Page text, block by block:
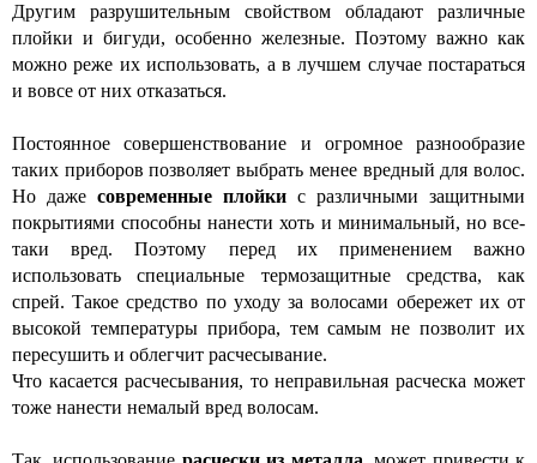
Другим разрушительным свойством обладают различные
плойки и бигуди, особенно железные. Поэтому важно как
можно реже их использовать, а в лучшем случае постараться
и вовсе от них отказаться.
Постоянное совершенствование и огромное разнообразие
таких приборов позволяет выбрать менее вредный для волос.
Но даже современные плойки с различными защитными
покрытиями способны нанести хоть и минимальный, но все-
таки вред. Поэтому перед их применением важно
использовать специальные термозащитные средства, как
спрей. Такое средство по уходу за волосами обережет их от
высокой температуры прибора, тем самым не позволит их
пересушить и облегчит расчесывание.
Что касается расчесывания, то неправильная расческа может
тоже нанести немалый вред волосам.